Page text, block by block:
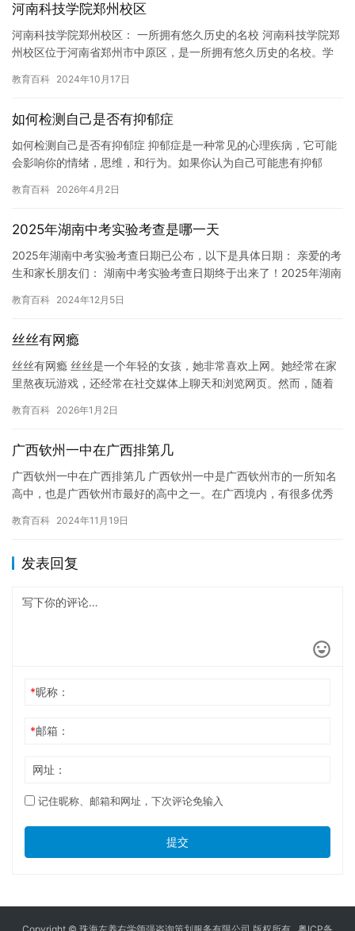
河南科技学院郑州校区
河南科技学院郑州校区： 一所拥有悠久历史的名校 河南科技学院郑
州校区位于河南省郑州市中原区，是一所拥有悠久历史的名校。学
教育百科 2024年10月17日
如何检测自己是否有抑郁症
如何检测自己是否有抑郁症 抑郁症是一种常见的心理疾病，它可能
会影响你的情绪，思维，和行为。如果你认为自己可能患有抑郁
何检测…
教育百科 2026年4月2日
2025年湖南中考实验考查是哪一天
2025年湖南中考实验考查日期已公布，以下是具体日期： 亲爱的考
生和家长朋友们： 湖南中考实验考查日期终于出来了！2025年湖南
教育百科 2024年12月5日
丝丝有网瘾
丝丝有网瘾 丝丝是一个年轻的女孩，她非常喜欢上网。她经常在家
里熬夜玩游戏，还经常在社交媒体上聊天和浏览网页。然而，随着
不安…
教育百科 2026年1月2日
广西钦州一中在广西排第几
广西钦州一中在广西排第几 广西钦州一中是广西钦州市的一所知名
高中，也是广西钦州市最好的高中之一。在广西境内，有很多优秀
中在…
教育百科 2024年11月19日
发表回复
*昵称：
*邮箱：
网址：
记住昵称、邮箱和网址，下次评论免输入
提交